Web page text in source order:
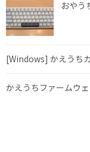
おやう
[Windows] かえうち
かえうちファームウ